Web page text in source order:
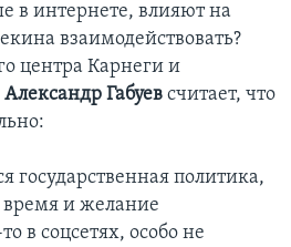
в интернете, влияют на
взаимодействовать?
центра Карнеги и
Александр Габуев считает, что
государственная политика,
время и желание
в соцсетях, особо не